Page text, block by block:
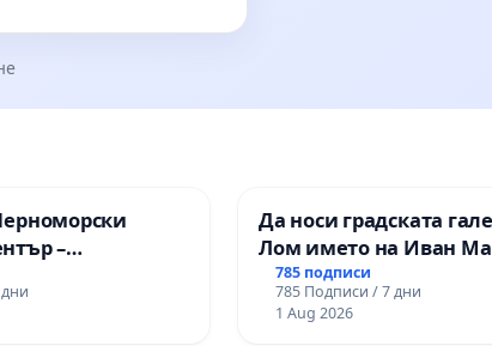
–
за младите на
Да носи градската
Лом името на Иван
785 подписи
785 Подписи / 7 дни
1 Aug 2026